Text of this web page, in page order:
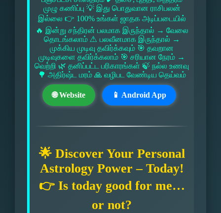
முழு கணிப்பு 💡 இது பொதுவான ராசிபலன்
இல்லை 👉 100% உங்கள் ஜாதக அடிப்படையில்
🔥 இன்று சந்திரன் பலமாக இருந்தால் → வேலை
தொடங்கலாம் ⚠ பலவீனமாக இருந்தால் →
முக்கிய முடிவு தவிர்க்கவும் 🎯 தவறான
முடிவுகளை தவிர்க்கலாம் 🎯 சரியான நேரம் →
வெற்றி 🌿 தனிப்பட்ட பரிகாரங்கள் 🍃 நல்ல உணவு
🌳 அதிர்ஷ்ட மரம் 🙏 வழிபட வேண்டிய தெய்வம்
🌐 Website 📱 Android App
🌟 Discover Your Personal
Astrology Power – Today!
👉 Is today good for me…
or not?